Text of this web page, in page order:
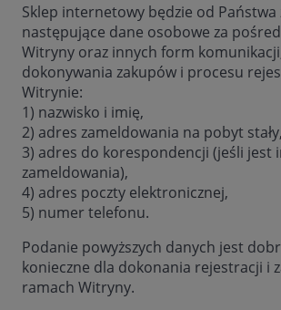
Sklep internetowy będzie od Państwa
następujące dane osobowe za
Witryny oraz innych form
dokonywania zakupów i procesu
Witrynie:
1) nazwisko i imię,
2) adres zameldowania na pobyt stały,
3) adres do korespondencji (jeśli jest
zameldowania),
4) adres poczty elektronicznej,
5) numer telefonu.
Podanie powyższych danych jest
konieczne dla dokonania rejestracji i
ramach Witryny.